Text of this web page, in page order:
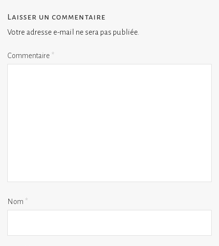
Laisser un commentaire
Votre adresse e-mail ne sera pas publiée.
Commentaire *
Nom *